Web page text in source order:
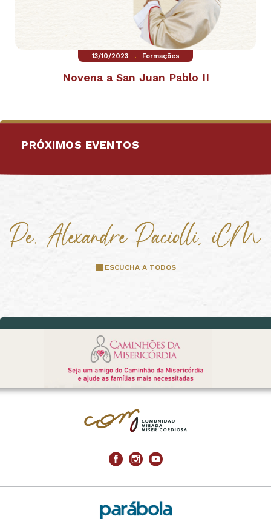
13/10/2023 . Formações
Novena a San Juan Pablo II
PRÓXIMOS EVENTOS
ESCUCHA A TODOS